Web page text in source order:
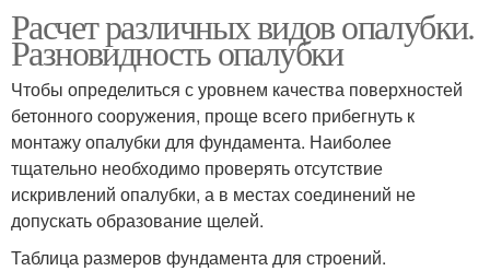
Расчет различных видов опалубки.
Разновидность опалубки
Чтобы определиться с уровнем качества поверхностей
бетонного сооружения, проще всего прибегнуть к
монтажу опалубки для фундамента. Наиболее
тщательно необходимо проверять отсутствие
искривлений опалубки, а в местах соединений не
допускать образование щелей.
Таблица размеров фундамента для строений.